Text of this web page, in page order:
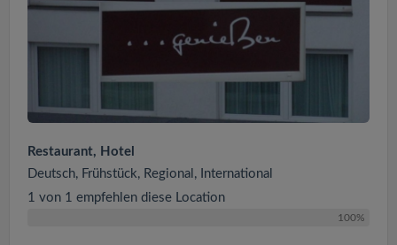
Restaurant, Hotel
Deutsch, Frühstück, Regional, International
1 von 1 empfehlen diese Location
100%